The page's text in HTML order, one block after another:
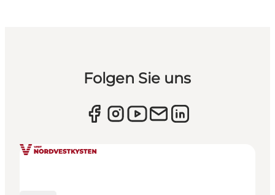
Folgen Sie uns